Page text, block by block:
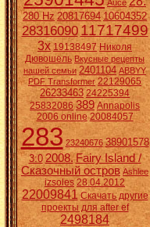
Aucē
280 Hz 20817694 10604352
2831609011717499
3x 19138497 Николя
Дювошель Вкусные рецепты
нашей семьи 2401104 ABBYY
PDF Transformer 22129065
26233463 24225394
25832086 389 Annapolis
2006 online 20084057
283 23240676 38901578
3:0 2008. Fairy Island /
Сказочный остров Ashlee
izsoles 28.04.2012
22009841 Скачать другие
проекты для after ef
2498184